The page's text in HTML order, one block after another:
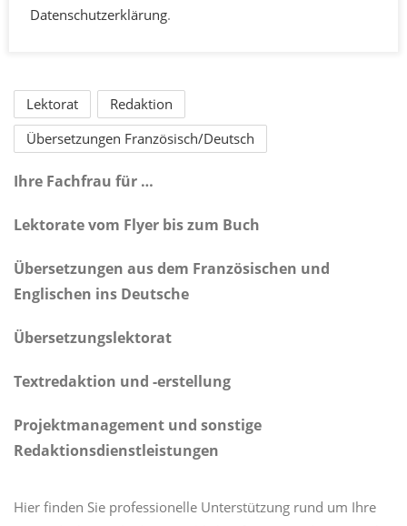
Lektorat
Redaktion
Übersetzungen Französisch/Deutsch
Ihre Fachfrau für …
Lektorate vom Flyer bis zum Buch
Übersetzungen aus dem Französischen und
Englischen ins Deutsche
Übersetzungslektorat
Textredaktion und -erstellung
Projektmanagement und sonstige
Redaktionsdienstleistungen
Hier finden Sie professionelle Unterstützung rund um Ihre
Datenschutzerklärung.